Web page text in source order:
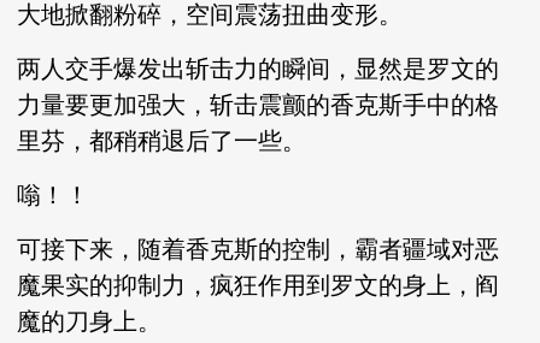
大地掀翻粉碎，空间震荡扭曲变形。
两人交手爆发出斩击力的瞬间，显然是罗文的
力量要更加强大，斩击震颤的香克斯手中的格
里芬，都稍稍退后了一些。
嗡！！
可接下来，随着香克斯的控制，霸者疆域对恶
魔果实的抑制力，疯狂作用到罗文的身上，阎
魔的刀身上。